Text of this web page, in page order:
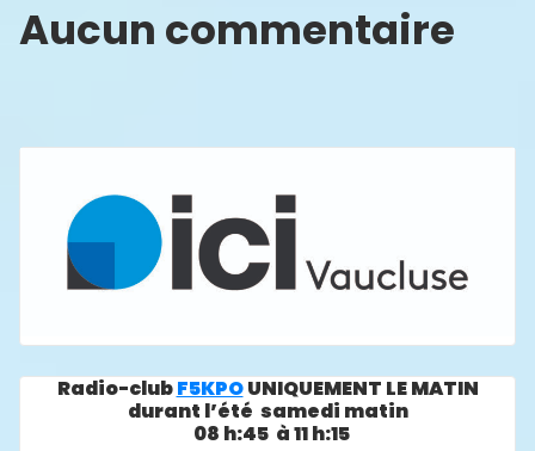
Aucun commentaire
Radio-clubF5KPOUNIQUEMENT LE MATIN
durant l’été samedi matin
08 h:45 à 11 h:15